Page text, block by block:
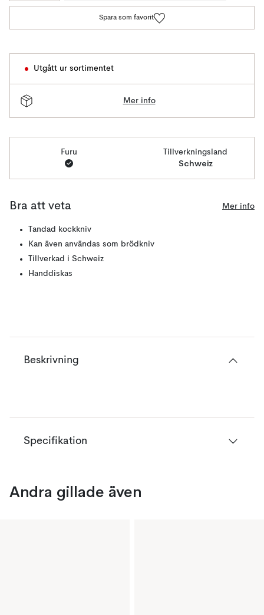
Spara som favorit
Utgått ur sortimentet
Mer info
Furu Tillverkningsland
Schweiz
Bra att veta Mer info
Tandad kockkniv
Kan även användas som brödkniv
Tillverkad i Schweiz
Handdiskas
Beskrivning
Specifikation
Andra gillade även